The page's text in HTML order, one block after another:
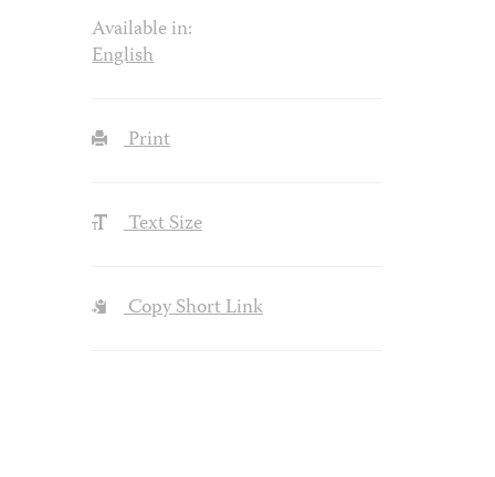
Available in:
English
Print
Text Size
Copy Short Link